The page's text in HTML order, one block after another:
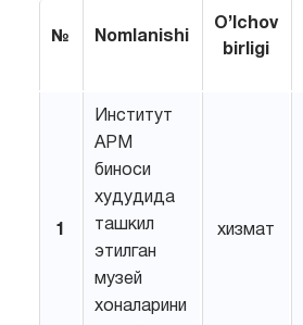
№ Nomlanishi
O’lchov
birligi
1
Институт
АРМ
биноси
худудида
ташкил
этилган
музей
хоналарини
хизмат